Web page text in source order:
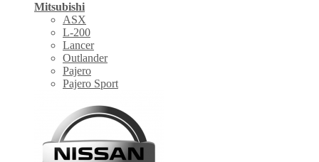
Mitsubishi
ASX
L-200
Lancer
Outlander
Pajero
Pajero Sport